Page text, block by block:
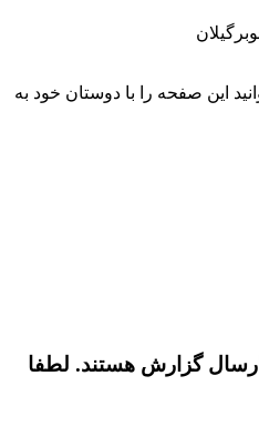
این صفحه را با دوستان خود به
ارسال گزارش هستند. لطفا